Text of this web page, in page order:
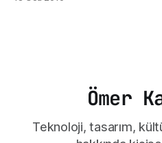
izin vermez . Bunun çözümü bellekğinizin üzerinesağ
Ömer
Teknoloji, tasarım,